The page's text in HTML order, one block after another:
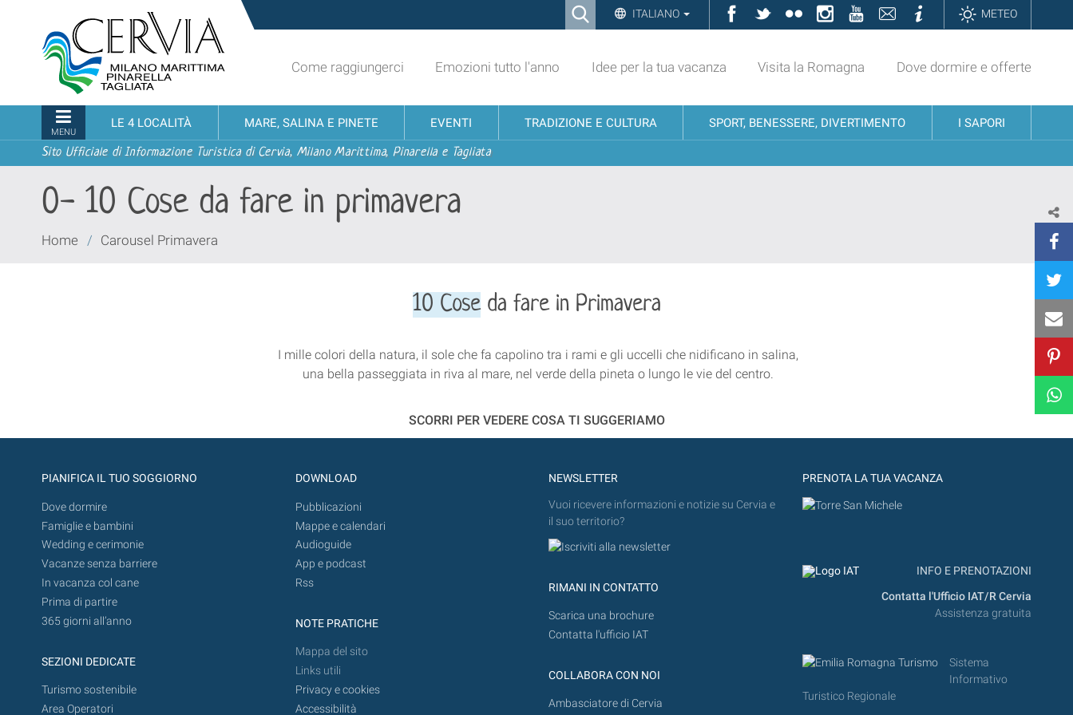
contenuti.
alla
navigazione
Ricerca ITALIANO Facebook
TwitterFlickrInstagramYouTubeContattiInformazioniMETEO
turistico
ufficiale
Cervia,
Milano
Marittima,
Pinarella,
Tagliata
Come raggiungerci Emozioni tutto l'anno Idee per la tua vacanza Visita la Romagna Dove dormire e offerte
MENU
LE 4 LOCALITÀ MARE, SALINA E PINETE EVENTI TRADIZIONE E CULTURA SPORT, BENESSERE, DIVERTIMENTO I SAPORI
Sito Ufficiale di Informazione Turistica di Cervia, Milano Marittima, Pinarella e Tagliata
0- 10 Cose da fare in primavera
Tu
Home / Carousel Primavera
10 Coseda fare in Primavera
I mille colori della natura, il sole che fa capolino tra i rami e gli uccelli che nidificano in salina,
una bella passeggiata in riva al mare, nel verde della pineta o lungo le vie del centro.
SCORRI PER VEDERE COSA TI SUGGERIAMO
PIANIFICA IL TUO SOGGIORNO
Dove dormire
Famiglie e bambini
Wedding e cerimonie
Vacanze senza barriere
In vacanza col cane
Prima di partire
365 giorni all’anno
SEZIONI DEDICATE
Turismo sostenibile
Area Operatori
DOWNLOAD
Pubblicazioni
Mappe e calendari
Audioguide
App e podcast
Rss
NOTE PRATICHE
Mappa del sito
Links utili
Privacy e cookies
Accessibilità
NEWSLETTER
Vuoi ricevere informazioni e notizie su Cervia e
il suo territorio?
RIMANI IN CONTATTO
Scarica una brochure
Contatta l'ufficio IAT
COLLABORA CON NOI
Ambasciatore di Cervia
PRENOTA LA TUA VACANZA
INFO E PRENOTAZIONI
Contatta l'Ufficio IAT/R Cervia
Assistenza gratuita
Sistema
Informativo
Turistico Regionale